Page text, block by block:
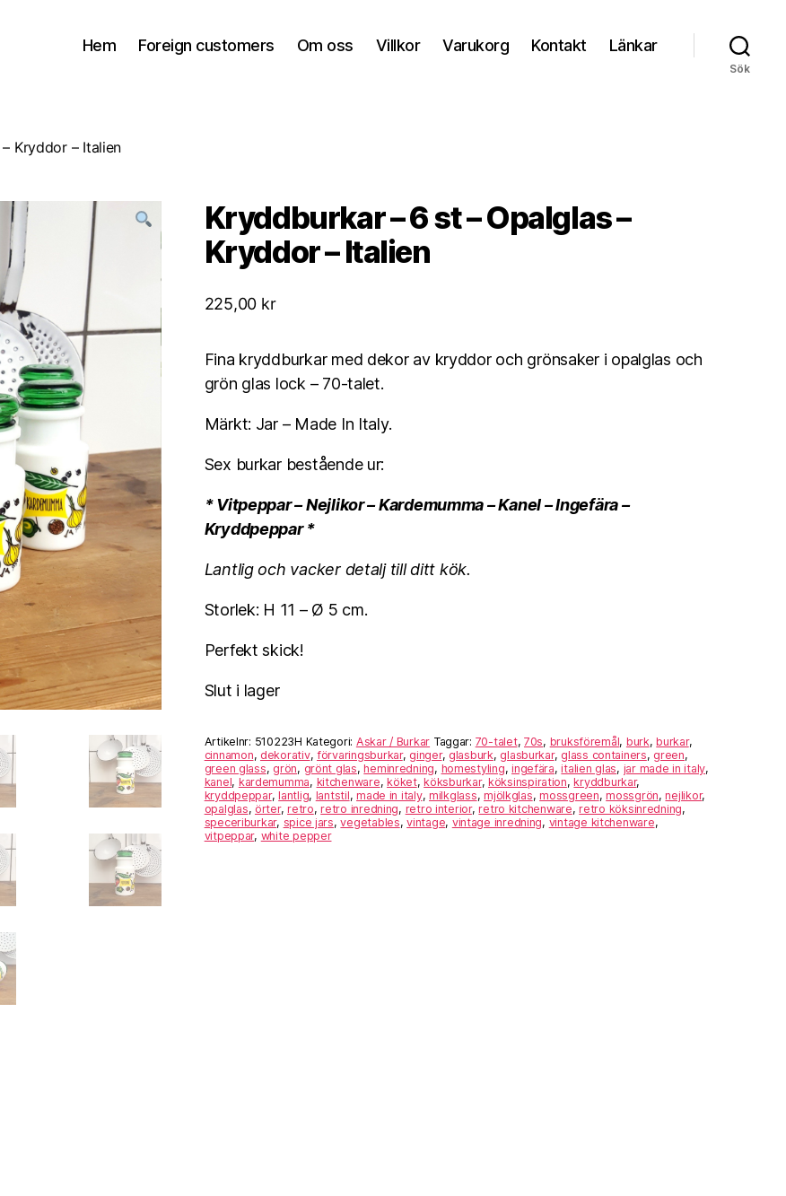
Hem Foreign customers Om oss Villkor Varukorg Kontakt Länkar
Sök
Kryddor – Italien
Kryddburkar – 6 st – Opalglas –
Kryddor – Italien
225,00 kr
Fina kryddburkar med dekor av kryddor och grönsaker i opalglas och
grön glas lock – 70-talet.
Märkt: Jar – Made In Italy.
Sex burkar bestående ur:
* Vitpeppar – Nejlikor – Kardemumma –Kanel – Ingefära –
Kryddpeppar *
Lantlig och vacker detalj till ditt kök.
Storlek: H 11 – Ø 5 cm.
Perfekt skick!
Slut i lager
Artikelnr: 510223H Kategori: Askar / Burkar Taggar: 70-talet, 70s, bruksföremål, burk,burkar,
cinnamon, dekorativ,förvaringsburkar, ginger, glasburk, glasburkar, glass containers, green,
green glass, grön, grönt glas,heminredning, homestyling,ingefära,italien glas, jar made in italy,
kanel, kardemumma, kitchenware,köket,köksburkar, köksinspiration,kryddburkar,
kryddpeppar,lantlig, lantstil,made in italy,milkglass,mjölkglas,mossgreen,mossgrön,nejlikor,
opalglas, örter,retro,retro inredning, retro interior,retro kitchenware,retro köksinredning,
speceriburkar, spice jars,vegetables,vintage, vintage inredning, vintage kitchenware,
vitpeppar, white pepper